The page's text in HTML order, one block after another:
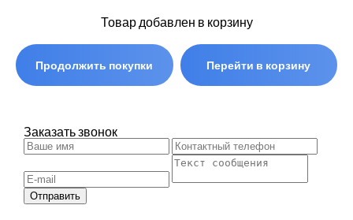
Товар добавлен в корзину
Продолжить покупки Перейти в корзину
Заказать звонок
Отправить